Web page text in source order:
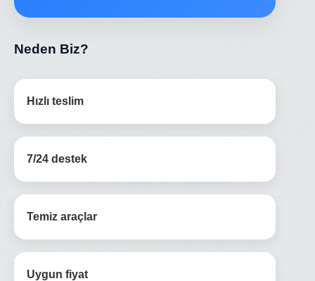
Neden Biz?
Hızlı teslim
7/24 destek
Temiz araçlar
Uygun fiyat